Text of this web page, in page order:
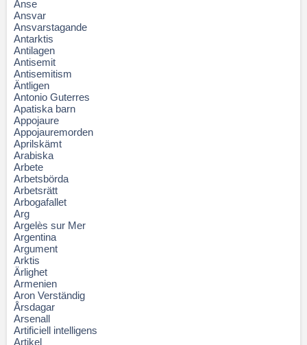
Anse
Ansvar
Ansvarstagande
Antarktis
Antilagen
Antisemit
Antisemitism
Äntligen
Antonio Guterres
Apatiska barn
Appojaure
Appojauremorden
Aprilskämt
Arabiska
Arbete
Arbetsbörda
Arbetsrätt
Arbogafallet
Arg
Argelès sur Mer
Argentina
Argument
Arktis
Ärlighet
Armenien
Aron Verständig
Årsdagar
Arsenall
Artificiell intelligens
Artikel